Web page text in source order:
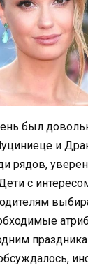
был
и
рядов,
с